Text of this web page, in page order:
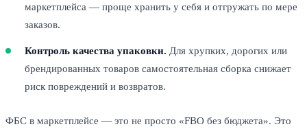
маркетплейса — проще хранить у себя и отгружать по мере
заказов.
Контроль качества упаковки. Для хрупких, дорогих или
брендированных товаров самостоятельная сборка снижает
риск повреждений и возвратов.
ФБС в маркетплейсе — это не просто «FBO без бюджета». Это